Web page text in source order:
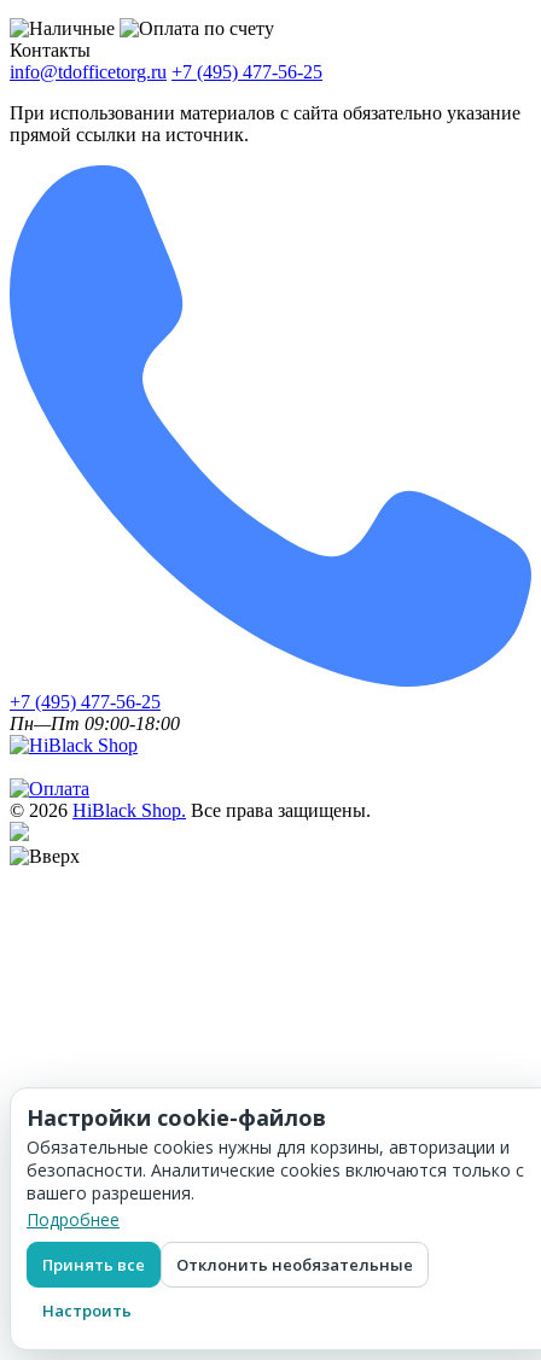
Контакты
info@tdofficetorg.ru +7 (495) 477-56-25
При использовании материалов с сайта обязательно указание
прямой ссылки на источник.
+7 (495) 477-56-25
Пн—Пт 09:00-18:00
© 2026 HiBlack Shop. Все права защищены.
Настройки cookie-файлов
Обязательные cookies нужны для корзины, авторизации и
безопасности. Аналитические cookies включаются только с
вашего разрешения.
Подробнее
Принять все Отклонить необязательные
Настроить